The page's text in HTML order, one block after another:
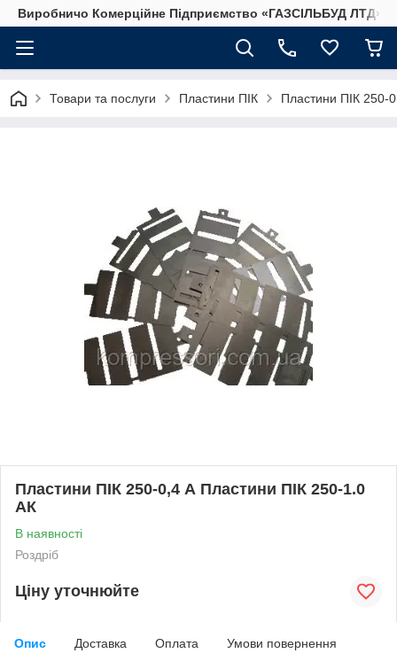
Виробничо Комерційне Підприємство «ГАЗСIЛЬБУД ЛТД»
Товари та послуги Пластини ПІК Пластини ПІК 250-
Пластини ПІК 250-0,4 А Пластини ПІК 250-1.0
АК
В наявності
Роздріб
Ціну уточнюйте
Опис Доставка Оплата Умови повернення